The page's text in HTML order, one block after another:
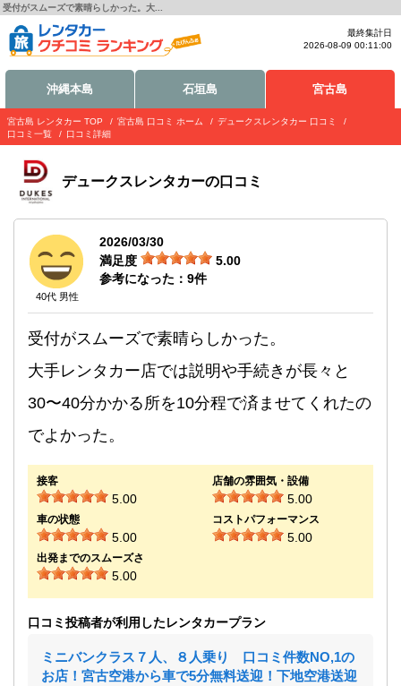
受付がスムーズで素晴らしかった。大...
最終集計日
2026-08-09 00:11:00
沖縄本島 石垣島 宮古島
宮古島 レンタカー TOP 宮古島 口コミ ホーム
デュークスレンタカー 口コミ
口コミ一覧
口コミ詳細
デュークスレンタカーの口コミ
40代 男性
2026/03/30
満足度
5.00
参考になった： 9件
受付がスムーズで素晴らしかった。
大手レンタカー店では説明や手続きが長々と
30〜40分かかる所を10分程で済ませてくれたの
でよかった。
接客
5.00
店舗の雰囲気・設備
5.00
車の状態
5.00
コストパフォーマンス
5.00
出発までのスムーズさ
5.00
口コミ投稿者が利用したレンタカープラン
ミニバンクラス７人、８人乗り 口コミ件数NO,1の
お店！宮古空港から車で5分無料送迎！下地空港送迎